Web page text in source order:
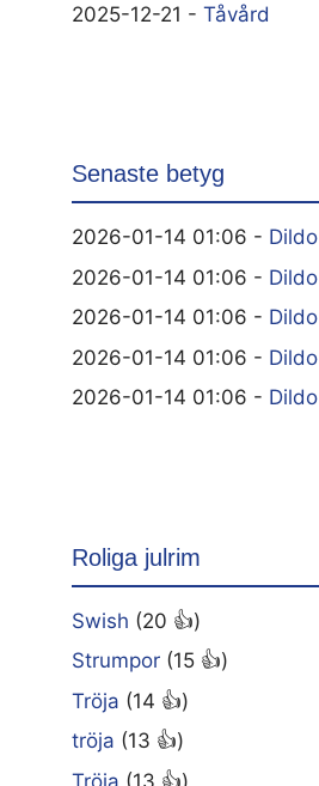
2025-12-21 - Tåvård
Senaste betyg
2026-01-14 01:06 - Dildo
2026-01-14 01:06 - Dildo
2026-01-14 01:06 - Dildo
2026-01-14 01:06 - Dildo
2026-01-14 01:06 - Dildo
Roliga julrim
Swish (20 👍)
Strumpor (15 👍)
Tröja (14 👍)
tröja (13 👍)
Tröja (13 👍)